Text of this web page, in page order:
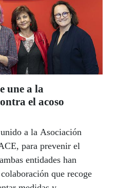
une a la
el acoso
a la Asociación
para prevenir el
entidades han
que recoge